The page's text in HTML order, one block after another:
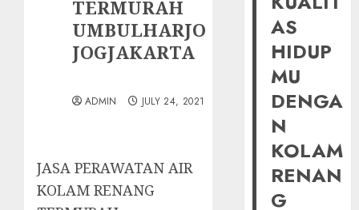
TERMURAH
UMBULHARJO
JOGJAKARTA
ADMIN JULY 24, 2021
JASA PERAWATAN AIR
KOLAM RENANG
AS
HIDUP
MU
DENGA
N
KOLAM
RENAN
G